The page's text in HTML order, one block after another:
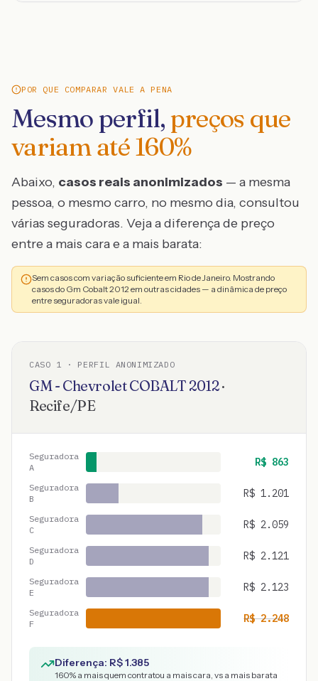
POR QUE COMPARAR VALE A PENA
Mesmo perfil, preços que
variam até160%
Abaixo, casos reais anonimizados — a mesma
pessoa, o mesmo carro, no mesmo dia, consultou
várias seguradoras. Veja a diferença de preço
entre a mais cara e a mais barata:
Sem casos com variação suficiente em Rio de Janeiro. Mostrando
casos do Gm Cobalt 2012 em outras cidades — a dinâmica de preço
entre seguradoras vale igual.
CASO 1 · PERFIL ANONIMIZADO
GM - ChevroletCOBALT 2012·
Recife/PE
Seguradora
A
R$ 863
Seguradora
B
R$ 1.201
Seguradora
C
R$ 2.059
Seguradora
D
R$ 2.121
Seguradora
E
R$ 2.123
Seguradora
F
R$2.248
Diferença: R$1.385
160% a mais quem contratou a mais cara, vs a mais barata